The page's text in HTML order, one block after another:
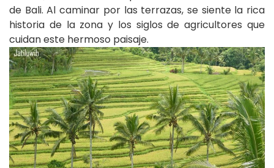
de Bali. Al caminar por las terrazas, se siente la rica
historia de la zona y los siglos de agricultores que
cuidan este hermoso paisaje.